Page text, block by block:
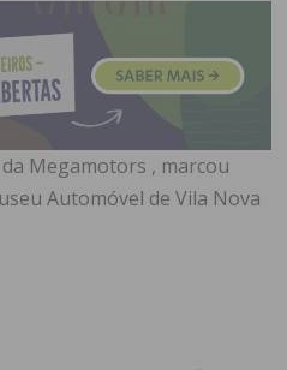
Megamotors , marcou
Automóvel de Vila Nova